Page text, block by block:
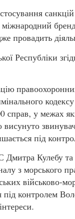
провадить
Республіки
справ, у межах
під
Кулебу та
з морського
військово-
контролем